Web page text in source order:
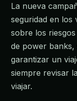
La nueva
seguridad en los
sobre los
de power banks,
garantizar un
siempre revisar
viajar.